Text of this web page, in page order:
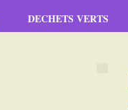
DECHETS VERTS